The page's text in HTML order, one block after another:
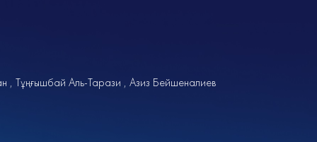
Тұңғышбай Аль-Тарази Азиз Бейшеналиев